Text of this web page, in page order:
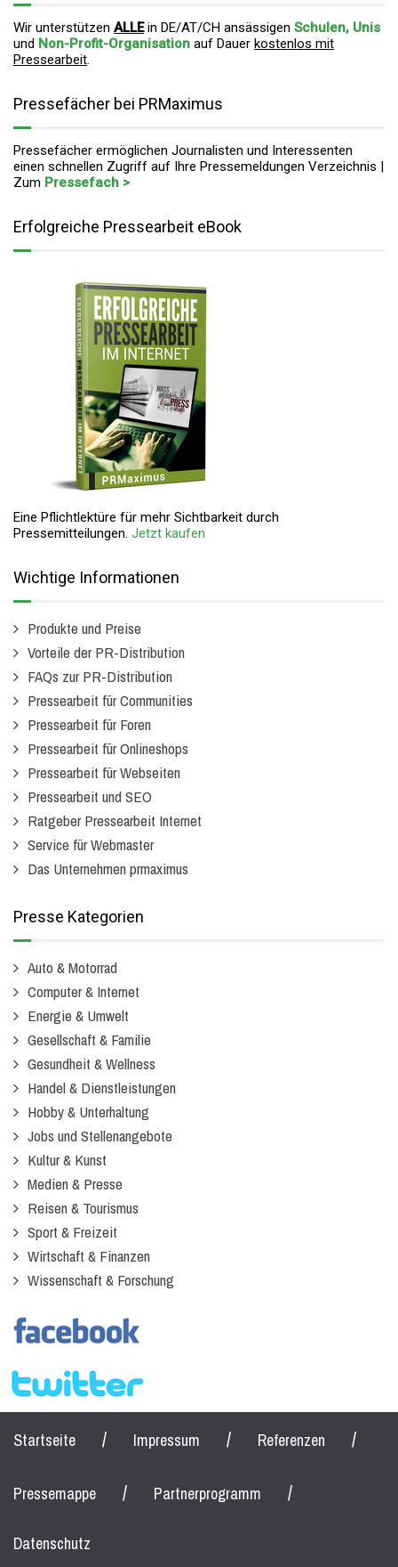
Wir unterstützen ALLEin DE/AT/CH ansässigen Schulen, Unis
und Non-Profit-Organisation auf Dauer kostenlos mit
Pressearbeit.
Pressefächer bei PRMaximus
Pressefächer ermöglichen Journalisten und Interessenten
einen schnellen Zugriff auf Ihre Pressemeldungen Verzeichnis |
Zum Pressefach >
Erfolgreiche Pressearbeit eBook
Eine Pflichtlektüre für mehr Sichtbarkeit durch
Pressemitteilungen. Jetzt kaufen
Wichtige Informationen
Produkte und Preise
Vorteile der PR-Distribution
FAQs zur PR-Distribution
Pressearbeit für Communities
Pressearbeit für Foren
Pressearbeit für Onlineshops
Pressearbeit für Webseiten
Pressearbeit und SEO
Ratgeber Pressearbeit Internet
Service für Webmaster
Das Unternehmen prmaximus
Presse Kategorien
Auto & Motorrad
Computer & Internet
Energie & Umwelt
Gesellschaft & Familie
Gesundheit & Wellness
Handel & Dienstleistungen
Hobby & Unterhaltung
Jobs und Stellenangebote
Kultur & Kunst
Medien & Presse
Reisen & Tourismus
Sport & Freizeit
Wirtschaft & Finanzen
Wissenschaft & Forschung
Startseite / Impressum / Referenzen /
Pressemappe / Partnerprogramm /
Datenschutz